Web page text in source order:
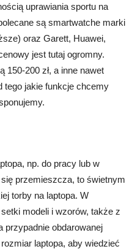
uprawiania sportu na
są smartwatche marki
oraz Garett, Huawei,
jest tutaj ogromny.
150-200 zł, a inne nawet
tego jakie funkcje chcemy
np. do pracy lub w
przemieszcza, to świetnym
torby na laptopa. W
modeli i wzorów, także z
przypadnie obdarowanej
laptopa, aby wiedzieć